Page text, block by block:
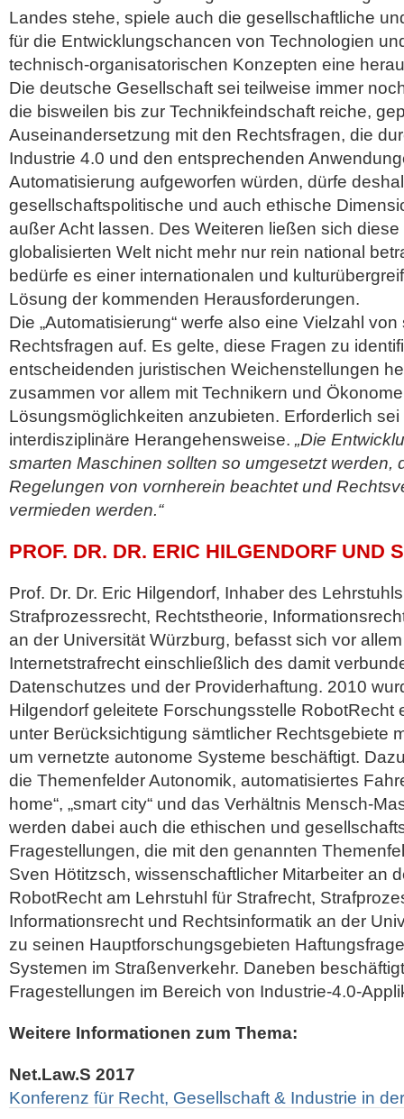
Landes stehe, spiele auch die gesellschaftliche
für die Entwicklungschancen von Technologien
technisch-organisatorischen Konzepten eine
Die deutsche Gesellschaft sei teilweise immer
die bisweilen bis zur Technikfeindschaft reiche,
Auseinandersetzung mit den Rechtsfragen, die
Industrie 4.0 und den entsprechenden
Automatisierung aufgeworfen würden, dürfe
gesellschaftspolitische und auch ethische
außer Acht lassen. Des Weiteren ließen sich
globalisierten Welt nicht mehr nur rein national
bedürfe es einer internationalen und
Lösung der kommenden Herausforderungen.
Die „Automatisierung“ werfe also eine Vielzahl
Rechtsfragen auf. Es gelte, diese Fragen zu
entscheidenden juristischen Weichenstellungen
zusammen vor allem mit Technikern und
Lösungsmöglichkeiten anzubieten. Erforderlich
interdisziplinäre Herangehensweise. „Die
smarten Maschinen sollten so umgesetzt werden,
Regelungen von vornherein beachtet und
vermieden werden.“
PROF. DR. DR. ERIC HILGENDORF UND
Prof. Dr. Dr. Eric Hilgendorf, Inhaber des
Strafprozessrecht, Rechtstheorie,
an der Universität Würzburg, befasst sich vor
Internetstrafrecht einschließlich des damit
Datenschutzes und der Providerhaftung. 2010
Hilgendorf geleitete Forschungsstelle RobotRecht
unter Berücksichtigung sämtlicher Rechtsgebiete
um vernetzte autonome Systeme beschäftigt.
die Themenfelder Autonomik, automatisiertes
home“, „smart city“ und das Verhältnis Mensch-
werden dabei auch die ethischen und
Fragestellungen, die mit den genannten
Sven Hötitzsch, wissenschaftlicher Mitarbeiter an
RobotRecht am Lehrstuhl für Strafrecht,
Informationsrecht und Rechtsinformatik an der
zu seinen Hauptforschungsgebieten
Systemen im Straßenverkehr. Daneben
Fragestellungen im Bereich von Industrie-4.0-
Weitere Informationen zum Thema:
Net.Law.S 2017
Konferenz für Recht, Gesellschaft & Industrie in